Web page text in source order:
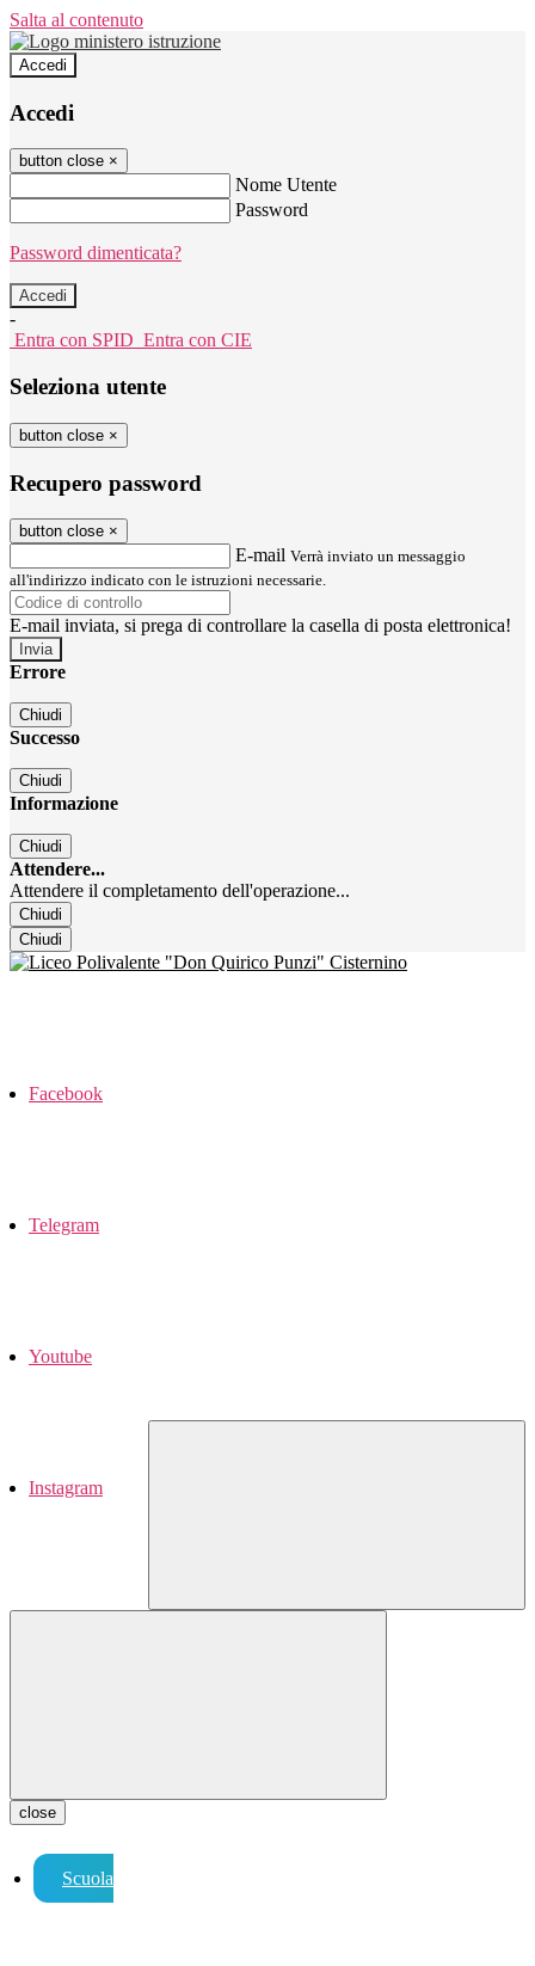
Salta al contenuto
Accedi
Accedi
button close ×
Nome Utente
Password
Password dimenticata?
-
Entra con SPID Entra con CIE
Seleziona utente
button close ×
Recupero password
button close ×
E-mail Verrà inviato un messaggio
all'indirizzo indicato con le istruzioni necessarie.
E-mail inviata, si prega di controllare la casella di posta elettronica!
Errore
Chiudi
Successo
Chiudi
Informazione
Chiudi
Attendere...
Attendere il completamento dell'operazione...
Chiudi
Chiudi
Facebook
Telegram
Youtube
Instagram
close
Scuola